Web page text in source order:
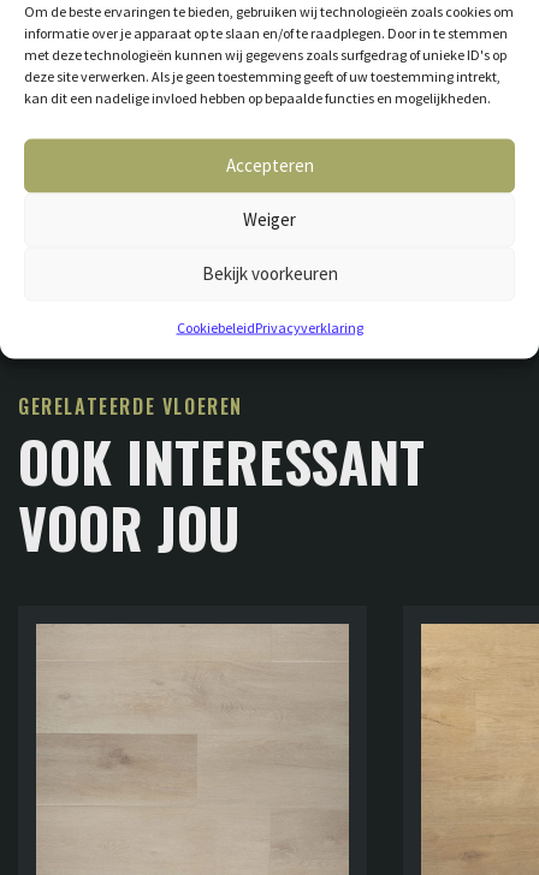
Om de beste ervaringen te bieden, gebruiken wij technologieën zoals cookies om
informatie over je apparaat op te slaan en/of te raadplegen. Door in te stemmen
met deze technologieën kunnen wij gegevens zoals surfgedrag of unieke ID's op
deze site verwerken. Als je geen toestemming geeft of uw toestemming intrekt,
kan dit een nadelige invloed hebben op bepaalde functies en mogelijkheden.
Accepteren
Weiger
Bekijk voorkeuren
CookiebeleidPrivacyverklaring
GERELATEERDE VLOEREN
OOK INTERESSANT
VOOR JOU